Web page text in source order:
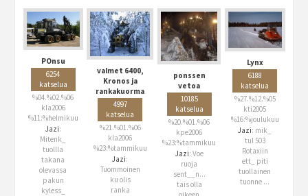
POnsu
6254
katselua
%04.%02.%06
kla2006
%11:%helmikuu
Jazi:
Mitenk_
tuollla
takana
olevassa
pakun
kyless_
valmet 6400,
Kronos ja
rankakuorma
4997
katselua
%21.%01.%06
kla2006
%23:%tammikuu
Jazi:
Tuommoinen
ku olis
ranka
ponssen
vetoa
10185
katselua
%20.%01.%06
kpe2006
%23:%tammikuu
Jazi: Voe
ruoja
sent__n...
tais olla
Lynx
6188
katselua
%27.%12.%05
kti2005
%16:%joulukuu
Jazi: mik_
tul 503
Rotaxiin
ett_ piti
tuollainen
tuonne ...